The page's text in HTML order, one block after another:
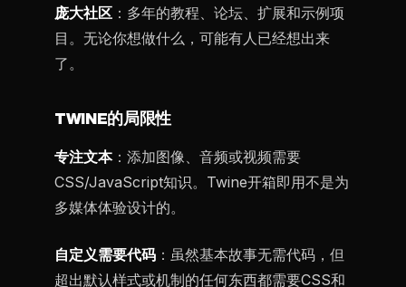
庞大社区 ：多年的教程、论坛、扩展和示例项
目。无论你想做什么，可能有人已经想出来
了。
TWINE的局限性
专注文本：添加图像、音频或视频需要
CSS/JavaScript知识。Twine开箱即用不是为
多媒体体验设计的。
自定义需要代码 ：虽然基本故事无需代码，但
超出默认样式或机制的任何东西都需要CSS和